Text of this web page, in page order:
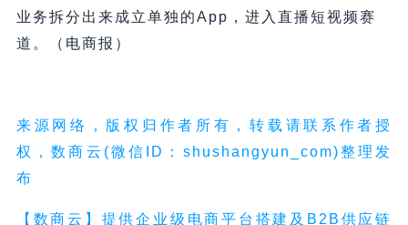
业务拆分出来成立单独的App，进入直播短视频赛
道。（电商报）
来源网络，版权归作者所有，转载请联系作者授
权，数商云(微信ID：shushangyun_com)整理发
布
【数商云】提供企业级电商平台搭建及 B2B供应链